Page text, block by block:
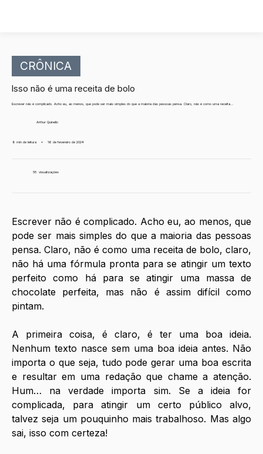
CRÔNICA
Isso não é uma receita de bolo
Escrever não é complicado. Acho eu, ao menos, que pode ser mais simples do que a maioria das pessoas pensa. Claro, não é como uma receita...
Arthur Quinello
8 min de leitura • 16 de fevereiro de 2024
55 visualizações
Escrever não é complicado. Acho eu, ao menos, que
pode ser mais simples do que a maioria das pessoas
pensa. Claro, não é como uma receita de bolo, claro,
não há uma fórmula pronta para se atingir um texto
perfeito como há para se atingir uma massa de
chocolate perfeita, mas não é assim difícil como
pintam.
A primeira coisa, é claro, é ter uma boa ideia.
Nenhum texto nasce sem uma boa ideia antes. Não
importa o que seja, tudo pode gerar uma boa escrita
e resultar em uma redação que chame a atenção.
Hum… na verdade importa sim. Se a ideia for
complicada, para atingir um certo público alvo,
talvez seja um pouquinho mais trabalhoso. Mas algo
sai, isso com certeza!